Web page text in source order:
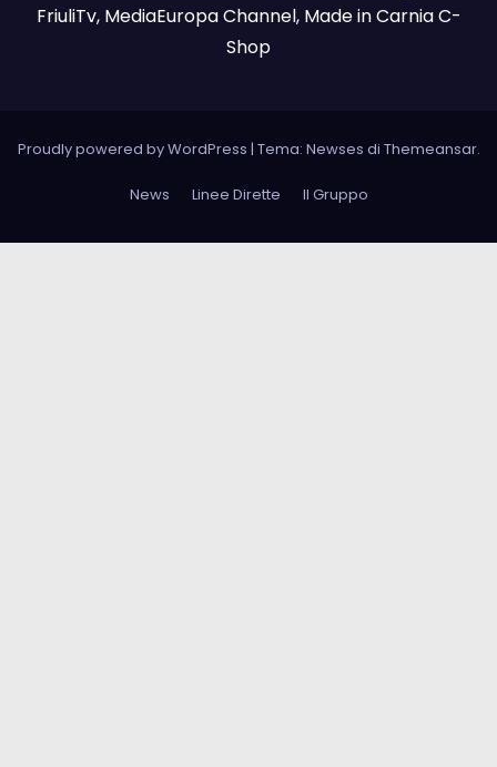
FriuliTv, MediaEuropa Channel, Made in Carnia C-
Shop
Proudly powered by WordPress | Tema: Newses di Themeansar.
News Linee Dirette Il Gruppo